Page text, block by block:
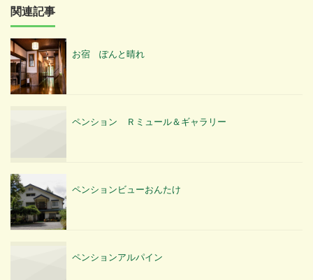
関連記事
お宿 ぽんと晴れ
ペンション Ｒミュール＆ギャラリー
ペンションビューおんたけ
ペンションアルパイン